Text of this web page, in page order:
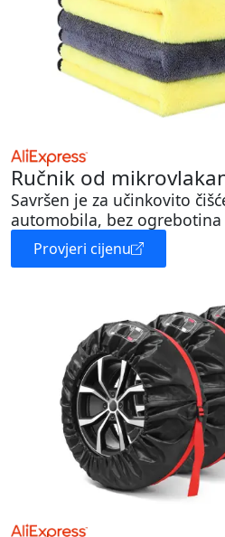
Ručnik od
Savršen je za učinkovito
automobila, bez
Provjeri cijenu